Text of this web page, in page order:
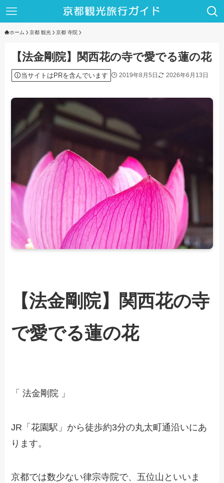
ホーム 京都 観光 京都 寺院
【法金剛院】関西花の寺で愛でる蓮の花
当サイトはPRを含んでいます 2019年8月5日 2026年6月13日
【法金剛院】関西花の寺
で愛でる蓮の花
「 法金剛院 」
JR「花園駅」から徒歩約3分の丸太町通沿いにあ
ります。
京都では数少ない律宗寺院で、五位山といいま